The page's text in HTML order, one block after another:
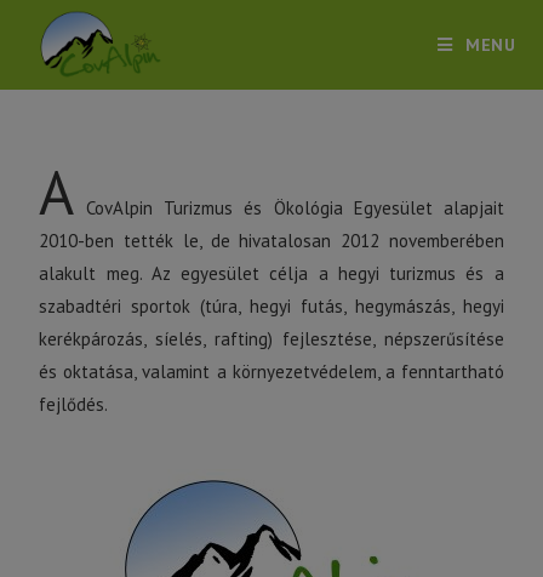
MENU
A CovAlpin Turizmus és Ökológia Egyesület alapjait
2010-ben tették le, de hivatalosan 2012 novemberében
alakult meg. Az egyesület célja a hegyi turizmus és a
szabadtéri sportok (túra, hegyi futás, hegymászás, hegyi
kerékpározás, síelés, rafting) fejlesztése, népszerűsítése
és oktatása, valamint a környezetvédelem, a fenntartható
fejlődés.